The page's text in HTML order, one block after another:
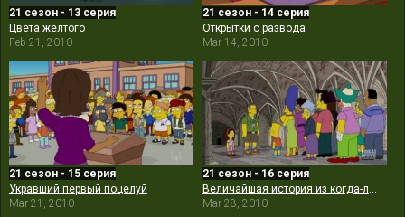
21 сезон - 13 серия
Цвета жёлтого
Feb 21, 2010
21 сезон - 14 серия
Открытки с развода
Mar 14, 2010
21 сезон - 15 серия
Укравший первый поцелуй
Mar 21, 2010
21 сезон - 16 серия
Mar 28, 2010